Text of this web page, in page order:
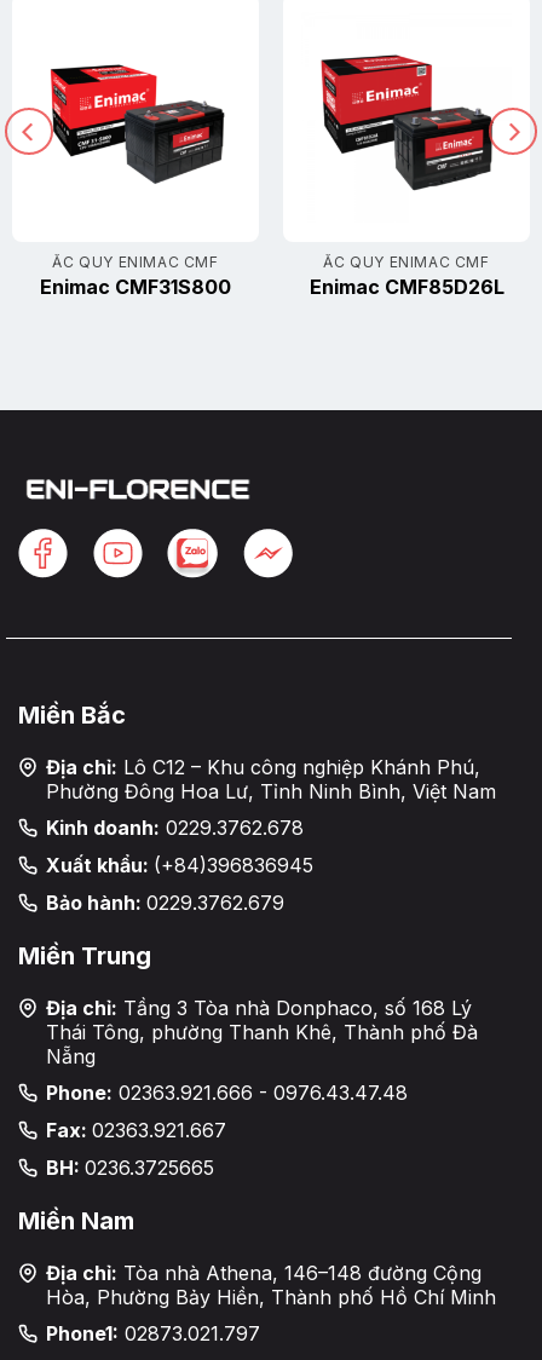
ẮC QUY ENIMAC CMF
Enimac CMF31S800
ẮC QUY ENIMAC CMF
Enimac CMF85D26L
Miền Bắc
Địa chỉ: Lô C12 – Khu công nghiệp Khánh Phú,
Phường Đông Hoa Lư, Tỉnh Ninh Bình, Việt Nam
Kinh doanh: 0229.3762.678
Xuất khẩu: (+84)396836945
Bảo hành: 0229.3762.679
Miền Trung
Địa chỉ: Tầng 3 Tòa nhà Donphaco, số 168 Lý
Thái Tông, phường Thanh Khê, Thành phố Đà
Nẵng
Phone: 02363.921.666 - 0976.43.47.48
Fax: 02363.921.667
BH: 0236.3725665
Miền Nam
Địa chỉ: Tòa nhà Athena, 146–148 đường Cộng
Hòa, Phường Bảy Hiền, Thành phố Hồ Chí Minh
Phone1: 02873.021.797